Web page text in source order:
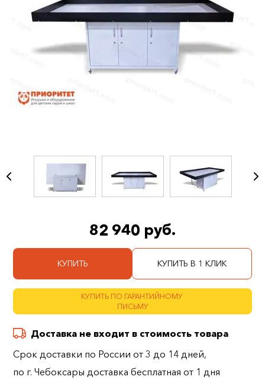
82 940 руб.
КУПИТЬ КУПИТЬ В 1 КЛИК
КУПИТЬ ПО ГАРАНТИЙНОМУ
ПИСЬМУ
Доставка не входит в стоимость товара
Срок доставки по России от 3 до 14 дней,
по г. Чебоксары доставка бесплатная от 1 дня